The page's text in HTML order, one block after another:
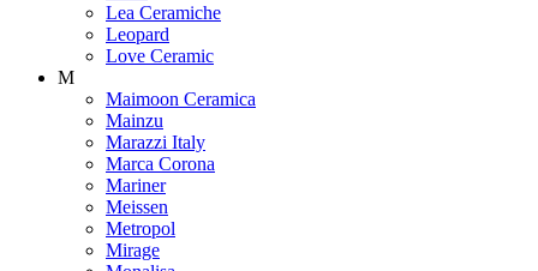
Lea Ceramiche
Leopard
Love Ceramic
M
Maimoon Ceramica
Mainzu
Marazzi Italy
Marca Corona
Mariner
Meissen
Metropol
Mirage